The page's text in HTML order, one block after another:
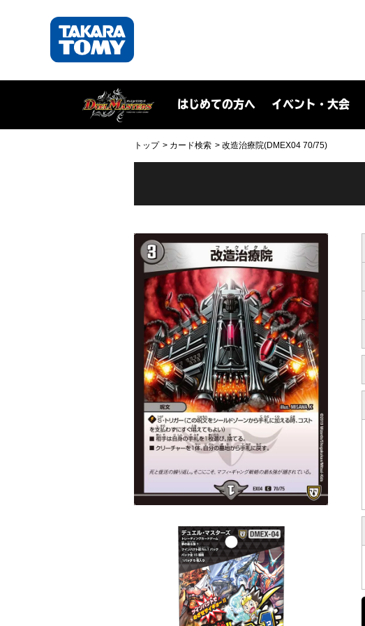
はじめての方へ イベント・大会
トップ カード検索 改造治療院(DMEX04 70/75)